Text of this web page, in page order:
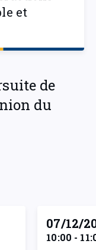
et
de
du
07/12/
10:00 -